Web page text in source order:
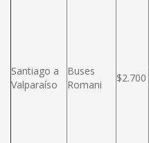
Santiago a
Valparaíso
Buses
Romani
$2.700